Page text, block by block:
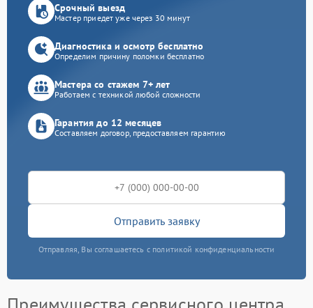
Срочный выезд
Мастер приедет уже через 30 минут
Диагностика и осмотр бесплатно
Определим причину поломки бесплатно
Мастера со стажем 7+ лет
Работаем с техникой любой сложности
Гарантия до 12 месяцев
Составляем договор, предоставляем гарантию
Отправить заявку
Отправляя, Вы соглашаетесь с политикой конфиденциальности